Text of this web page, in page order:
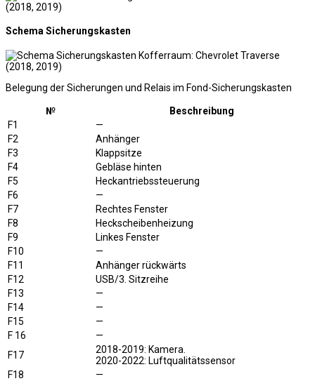
Schema Sicherungskasten
Belegung der Sicherungen und Relais im Fond-Sicherungskasten
№
Beschreibung
F1
—
F2
Anhänger
F3
Klappsitze
F4
Gebläse hinten
F5
Heckantriebssteuerung
F6
—
F7
Rechtes Fenster
F8
Heckscheibenheizung
F9
Linkes Fenster
F10
—
F11
Anhänger rückwärts
F12
USB/3. Sitzreihe
F13
—
F14
—
F15
—
F 16
—
F17
2018-2019: Kamera.
2020-2022: Luftqualitätssensor
F18
—